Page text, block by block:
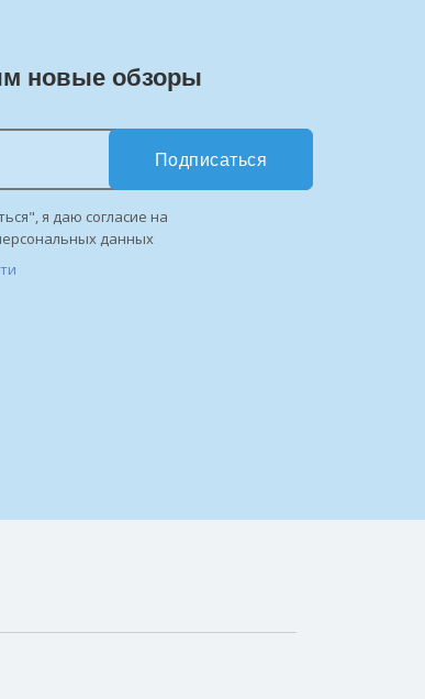
новые обзоры
Подписаться
я даю согласие на
данных